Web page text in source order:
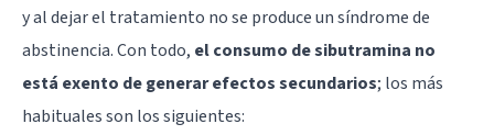
y al dejar el tratamiento no se produce un síndrome de
abstinencia. Con todo, el consumo de sibutramina no
está exento de generar efectos secundarios; los más
habituales son los siguientes: